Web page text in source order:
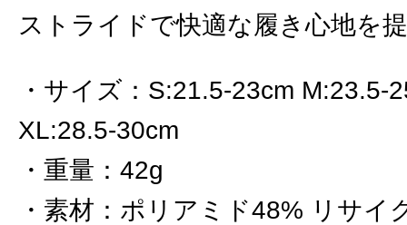
ストライドで快適な履き心地を
サイズ ： S:21.5-23cm M:23.5-
XL:28.5-30cm
重量 ： 42g
素材 ： ポリアミド48% リサイ